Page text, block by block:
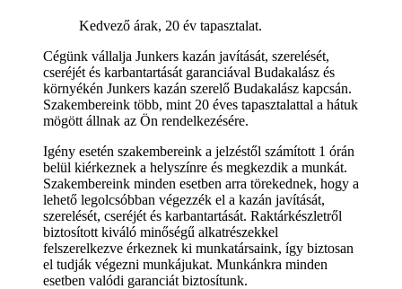
Kedvező árak, 20 év tapasztalat.
Cégünk vállalja Junkers kazán javítását, szerelését,
cseréjét és karbantartását garanciával Budakalász és
környékén Junkers kazán szerelő Budakalász kapcsán.
Szakembereink több, mint 20 éves tapasztalattal a hátuk
mögött állnak az Ön rendelkezésére.
Igény esetén szakembereink a jelzéstől számított 1 órán
belül kiérkeznek a helyszínre és megkezdik a munkát.
Szakembereink minden esetben arra törekednek, hogy a
lehető legolcsóbban végezzék el a kazán javítását,
szerelését, cseréjét és karbantartását. Raktárkészletről
biztosított kiváló minőségű alkatrészekkel
felszerelkezve érkeznek ki munkatársaink, így biztosan
el tudják végezni munkájukat. Munkánkra minden
esetben valódi garanciát biztosítunk.